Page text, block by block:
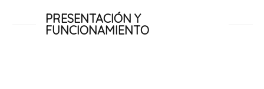
PRESENTACIÓN Y
FUNCIONAMIENTO